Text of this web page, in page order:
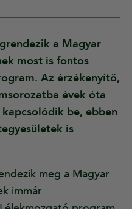
a Magyar
most is fontos
Az érzékenyítő,
évek óta
be, ebben
is
meg a Magyar
immár